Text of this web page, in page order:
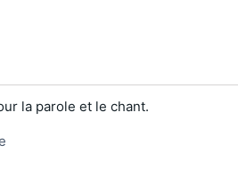
la parole et le chant.